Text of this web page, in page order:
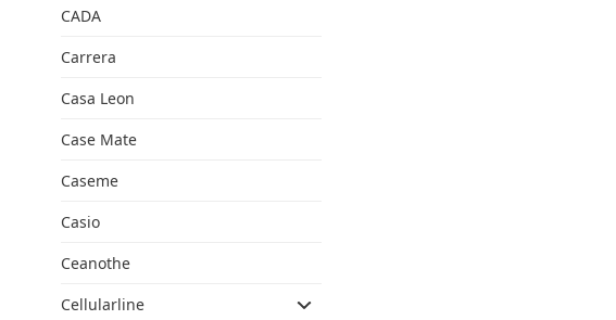
CADA
Carrera
Casa Leon
Case Mate
Caseme
Casio
Ceanothe
Cellularline